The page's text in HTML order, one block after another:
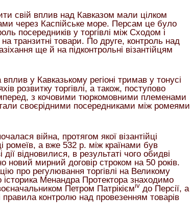
свій вплив над Кавказом мали цілком
через Каспійське море. Персам це було
посередників у торгівлі між Сходом і
транзитні товари. По друге, контроль над
ще й на підконтрольні візантійцям
у Кавказькому регіоні тримав у тонусі
розвитку торгівлі, а також, поступово
з кочовими тюркомовними племенами
своєрідними посередниками між ромеями
війна, протягом якої візантійці
ромеїв, а вже 532 р. між країнами був
відновилися, в результаті чого обидві
новий мирний договір строком на 50 років.
про регулювання торгівлі на Великому
Менандра Протектора знаходимо
Петром Патрікіємiv до Персії, а
правила контролю над провезенням товарів